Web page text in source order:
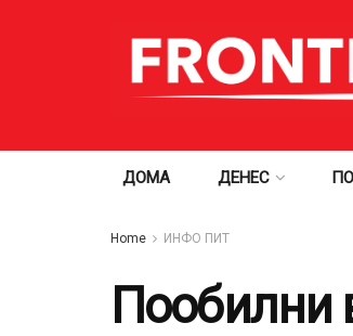
ДОМА ДЕНЕС
Home ИНФО ПИТ
Пообилни